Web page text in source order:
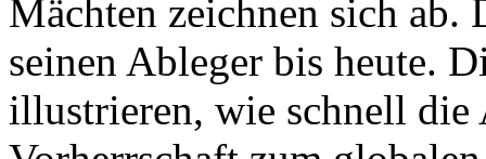
Mächten zeichnen sich
seinen Ableger bis heute.
illustrieren, wie schnell die